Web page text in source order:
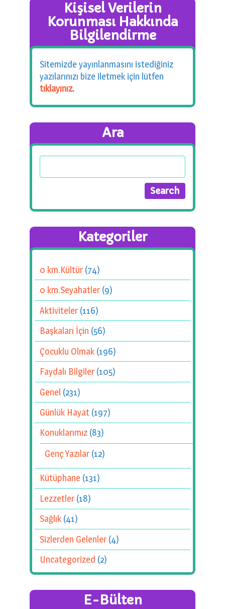
Kişisel Verilerin
Korunması Hakkında
Bilgilendirme
Sitemizde yayınlanmasını istediğiniz
yazılarınızı bize iletmek için lütfen
tıklayınız.
Ara
Kategoriler
0 km.Kültür(74)
0 km.Seyahatler(9)
Aktiviteler(116)
Başkaları İçin (56)
Çocuklu Olmak (196)
Faydalı Bilgiler(105)
Genel (231)
Günlük Hayat (197)
Konuklarımız (83)
Genç Yazılar(12)
Kütüphane (131)
Lezzetler(18)
Sağlık (41)
Sizlerden Gelenler(4)
Uncategorized (2)
E-Bülten